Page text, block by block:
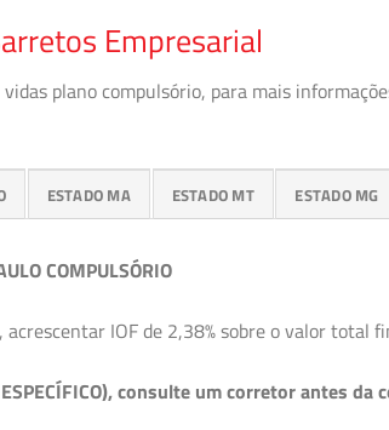
Empresarial
plano compulsório, para mais
ESTADO MA ESTADO MT ESTADO MG
COMPULSÓRIO
IOF de 2,38% sobre o valor total
ESPECÍFICO), consulte um corretor antes